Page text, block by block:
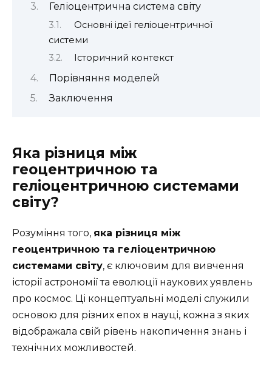
Геліоцентрична система світу
Основні ідеї геліоцентричної
системи
Історичний контекст
Порівняння моделей
Заключення
Яка різниця між
геоцентричною та
геліоцентричною системами
світу?
Розуміння того, яка різниця між
геоцентричною та геліоцентричною
системами світу, є ключовим для вивчення
історії астрономії та еволюції наукових уявлень
про космос. Ці концептуальні моделі служили
основою для різних епох в науці, кожна з яких
відображала свій рівень накопичення знань і
технічних можливостей.